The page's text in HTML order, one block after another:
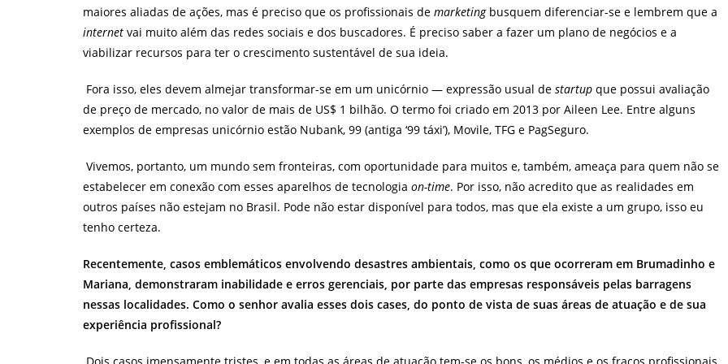
maiores aliadas de ações, mas é preciso que os profissionais de marketingbusquem diferenciar-se e lembrem que a
internet vai muito além das redes sociais e dos buscadores. É preciso saber a fazer um plano de negócios e a
viabilizar recursos para ter o crescimento sustentável de sua ideia.
Fora isso, eles devem almejar transformar-se em um unicórnio — expressão usual de startup que possui avaliação
de preço de mercado, no valor de mais de US$ 1 bilhão. O termo foi criado em 2013 por Aileen Lee. Entre alguns
exemplos de empresas unicórnio estão Nubank, 99 (antiga ‘99 táxi’), Movile, TFG e PagSeguro.
Vivemos, portanto, um mundo sem fronteiras, com oportunidade para muitos e, também, ameaça para quem não se
estabelecer em conexão com esses aparelhos de tecnologia on-time. Por isso, não acredito que as realidades em
outros países não estejam no Brasil. Pode não estar disponível para todos, mas que ela existe a um grupo, isso eu
tenho certeza.
Recentemente, casos emblemáticos envolvendo desastres ambientais, como os que ocorreram em Brumadinho e
Mariana, demonstraram inabilidade e erros gerenciais, por parte das empresas responsáveis pelas barragens
nessas localidades. Como o senhor avalia esses dois cases, do ponto de vista de suas áreas de atuação e de sua
experiência profissional?